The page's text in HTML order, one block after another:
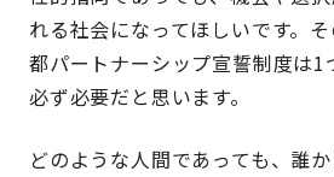
れる社会になってほしいです。
都パートナーシップ宣誓制度は1
必ず必要だと思います。
どのような人間であっても、誰